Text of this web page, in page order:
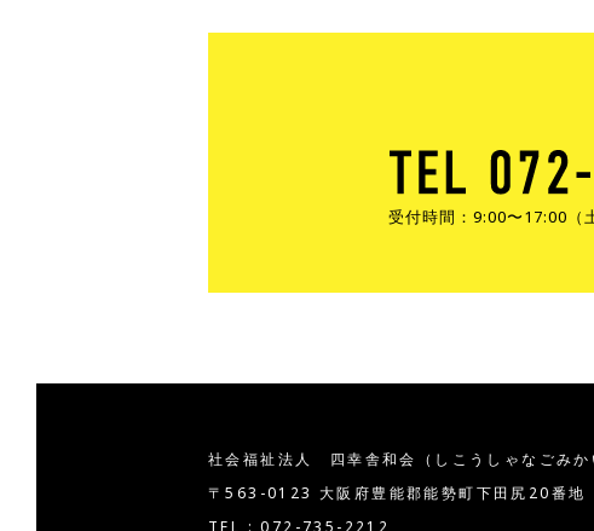
受付時間：9:00〜17:00（
社会福祉法人 四幸舎和会 （しこうしゃなごみか
〒563-0123 大阪府豊能郡能勢町下田尻20番地